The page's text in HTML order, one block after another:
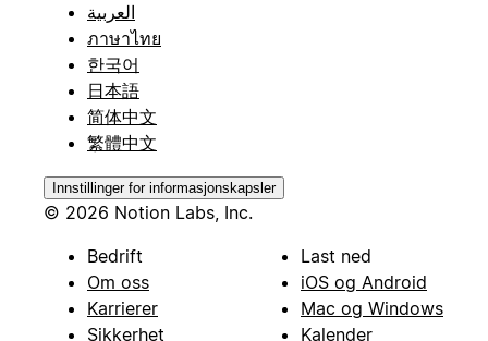
العربية
ภาษาไทย
한국어
日本語
简体中文
繁體中文
Innstillinger for informasjonskapsler
© 2026 Notion Labs, Inc.
Bedrift
Om oss
Karrierer
Sikkerhet
Last ned
iOS og Android
Mac og Windows
Kalender